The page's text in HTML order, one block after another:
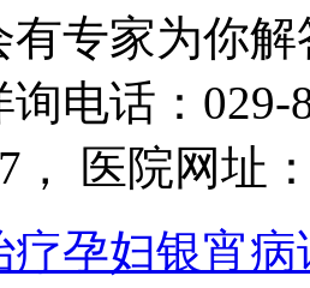
有专家为你
电话：029-
， 医院网址
疗孕妇银宵